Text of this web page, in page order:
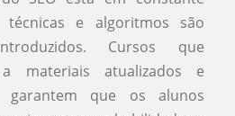
técnicas e algoritmos são
Cursos que
materiais atualizados e
garantem que os alunos